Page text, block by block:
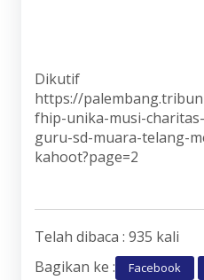
https://
fhip-unika-musi-
guru-sd-muara-telang-
kahoot?page=2
Telah dibaca : 935 kali
Bagikan ke :
Facebook